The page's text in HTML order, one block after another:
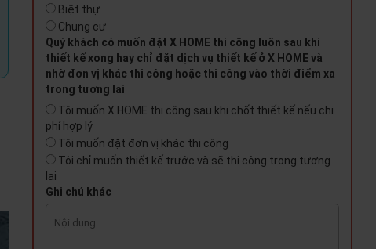
Biệt thự
Chung cư
Quý khách có muốn đặt X HOME thi công luôn sau khi
thiết kế xong hay chỉ đặt dịch vụ thiết kế ở X HOME và
nhờ đơn vị khác thi công hoặc thi công vào thời điểm xa
trong tương lai
Tôi muốn X HOME thi công sau khi chốt thiết kế nếu chi
phí hợp lý
Tôi muốn đặt đơn vị khác thi công
Tôi chỉ muốn thiết kế trước và sẽ thi công trong tương
lai
Ghi chú khác